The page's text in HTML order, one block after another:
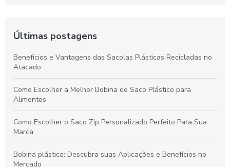
Últimas postagens
Benefícios e Vantagens das Sacolas Plásticas Recicladas no
Atacado
Como Escolher a Melhor Bobina de Saco Plástico para
Alimentos
Como Escolher o Saco Zip Personalizado Perfeito Para Sua
Marca
Bobina plástica: Descubra suas Aplicações e Benefícios no
Mercado